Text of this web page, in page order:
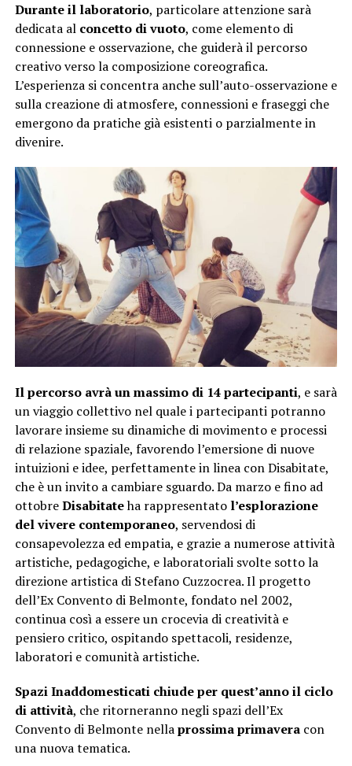
Durante il laboratorio, particolare attenzione sarà
dedicata al concetto di vuoto, come elemento di
connessione e osservazione, che guiderà il percorso
creativo verso la composizione coreografica.
L’esperienza si concentra anche sull’auto-osservazione e
sulla creazione di atmosfere, connessioni e fraseggi che
emergono da pratiche già esistenti o parzialmente in
divenire.
Il percorso avrà un massimo di 14 partecipanti, e sarà
un viaggio collettivo nel quale i partecipanti potranno
lavorare insieme su dinamiche di movimento e processi
di relazione spaziale, favorendo l’emersione di nuove
intuizioni e idee, perfettamente in linea con Disabitate,
che è un invito a cambiare sguardo. Da marzo e fino ad
ottobreDisabitateha rappresentato l’esplorazione
del vivere contemporaneo, servendosi di
consapevolezza ed empatia, e grazie a numerose attività
artistiche, pedagogiche, e laboratoriali svolte sotto la
direzione artistica di Stefano Cuzzocrea. Il progetto
dell’Ex Convento di Belmonte, fondato nel 2002,
continua così a essere un crocevia di creatività e
pensiero critico, ospitando spettacoli, residenze,
laboratori e comunità artistiche.
Spazi Inaddomesticati chiude per quest’anno il ciclo
di attività, che ritorneranno negli spazi dell’Ex
Convento di Belmonte nellaprossima primaveracon
una nuova tematica.